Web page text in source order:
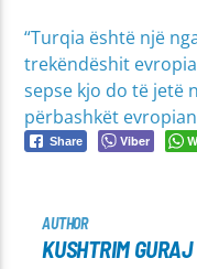
“Turqia është një
trekëndëshit
sepse kjo do të jetë
përbashkët
Share Viber
AUTHOR
KUSHTRIM GURAJ